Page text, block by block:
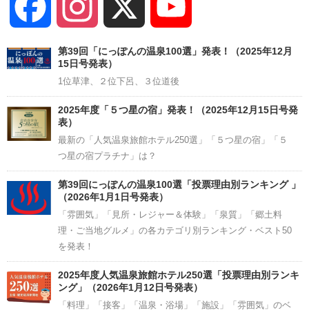
Facebook Instagram
Channel
第39回「にっぽんの温泉100選」発表！（2025年12月
15日号発表）
1位草津、２位下呂、３位道後
2025年度「５つ星の宿」発表！（2025年12月15日号発
表）
最新の「人気温泉旅館ホテル250選」「５つ星の宿」「５
つ星の宿プラチナ」は？
第39回にっぽんの温泉100選「投票理由別ランキング 」
（2026年1月1日号発表）
「雰囲気」「見所・レジャー＆体験」「泉質」「郷土料
理・ご当地グルメ」の各カテゴリ別ランキング・ベスト50
を発表！
2025年度人気温泉旅館ホテル250選「投票理由別ランキ
ング」（2026年1月12日号発表）
「料理」「接客」「温泉・浴場」「施設」「雰囲気」のベ